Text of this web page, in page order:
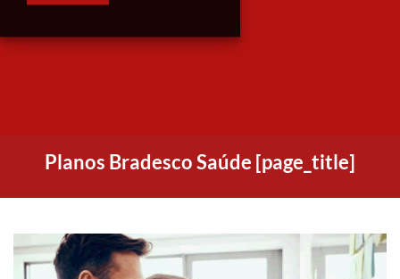
Planos Bradesco Saúde [page_title]